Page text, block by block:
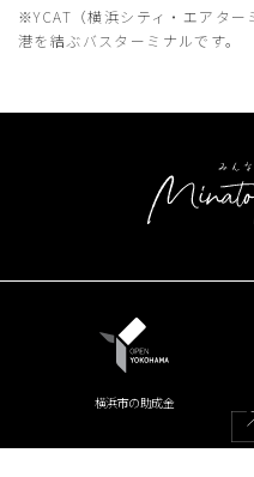
※YCAT（横浜シティ・エアタ
港を結ぶバスターミナルです。
横浜市の助成金